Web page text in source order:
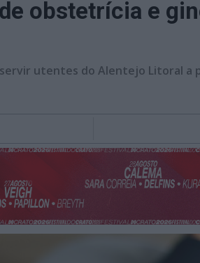
obstetrícia e
utentes do Alentejo Litoral a